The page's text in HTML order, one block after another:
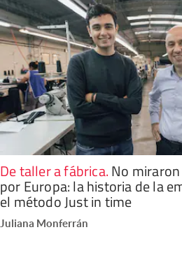
De taller a fábrica.No
por Europa: la historia de la
el método Just in time
Juliana Monferrán